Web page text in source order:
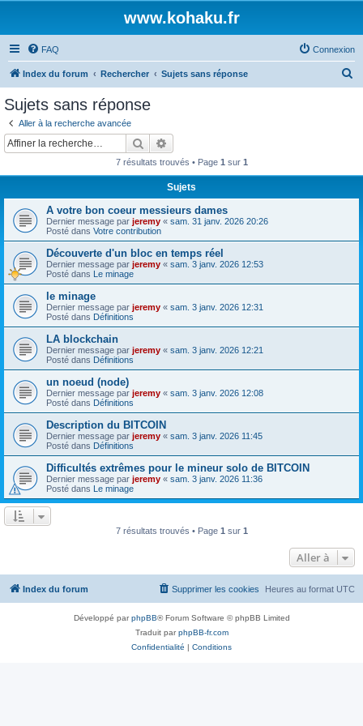
www.kohaku.fr
FAQ Connexion
Index du forum Rechercher Sujets sans réponse
Sujets sans réponse
Aller à la recherche avancée
Rechercher
7 résultats trouvés • Page 1 sur 1
Sujets
A votre bon coeur messieurs dames
Dernier message par jeremy « sam. 31 janv. 2026 20:26
Posté dans Votre contribution
Découverte d'un bloc en temps réel
Dernier message par jeremy « sam. 3 janv. 2026 12:53
Posté dans Le minage
le minage
Dernier message par jeremy « sam. 3 janv. 2026 12:31
Posté dans Définitions
LA blockchain
Dernier message par jeremy « sam. 3 janv. 2026 12:21
Posté dans Définitions
un noeud (node)
Dernier message par jeremy « sam. 3 janv. 2026 12:08
Posté dans Définitions
Description du BITCOIN
Dernier message par jeremy « sam. 3 janv. 2026 11:45
Posté dans Définitions
Difficultés extrêmes pour le mineur solo de BITCOIN
Dernier message par jeremy « sam. 3 janv. 2026 11:36
Posté dans Le minage
7 résultats trouvés • Page 1 sur 1
Aller à
Index du forum Heures au format UTC
Supprimer les cookies
Développé parphpBB® Forum Software © phpBB Limited
Traduit parphpBB-fr.com
Confidentialité | Conditions